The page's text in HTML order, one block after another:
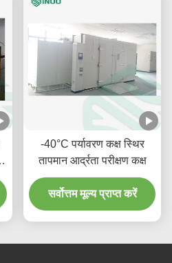
-40°C पर्यावरण कक्ष स्थिर
तापमान आर्द्रता परीक्षण कक्ष
सर्वोत्तम मूल्य प्राप्त करें